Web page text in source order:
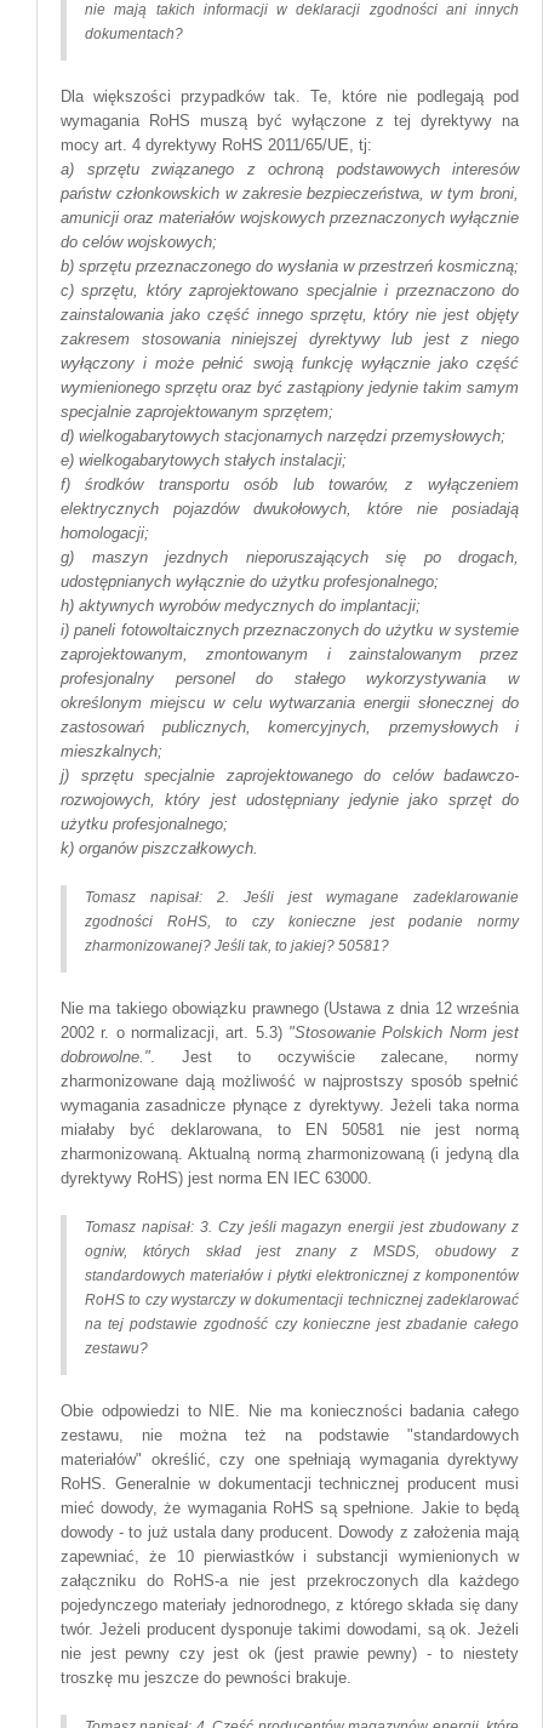
nie mają takich informacji w deklaracji zgodności ani innych
dokumentach?
Dla większości przypadków tak. Te, które nie podlegają pod
wymagania RoHS muszą być wyłączone z tej dyrektywy na
mocy art. 4 dyrektywy RoHS 2011/65/UE, tj:
a) sprzętu związanego z ochroną podstawowych interesów
państw członkowskich w zakresie bezpieczeństwa, w tym broni,
amunicji oraz materiałów wojskowych przeznaczonych wyłącznie
do celów wojskowych;
b) sprzętu przeznaczonego do wysłania w przestrzeń kosmiczną;
c) sprzętu, który zaprojektowano specjalnie i przeznaczono do
zainstalowania jako część innego sprzętu, który nie jest objęty
zakresem stosowania niniejszej dyrektywy lub jest z niego
wyłączony i może pełnić swoją funkcję wyłącznie jako część
wymienionego sprzętu oraz być zastąpiony jedynie takim samym
specjalnie zaprojektowanym sprzętem;
d) wielkogabarytowych stacjonarnych narzędzi przemysłowych;
e) wielkogabarytowych stałych instalacji;
f) środków transportu osób lub towarów, z wyłączeniem
elektrycznych pojazdów dwukołowych, które nie posiadają
homologacji;
g) maszyn jezdnych nieporuszających się po drogach,
udostępnianych wyłącznie do użytku profesjonalnego;
h) aktywnych wyrobów medycznych do implantacji;
i) paneli fotowoltaicznych przeznaczonych do użytku w systemie
zaprojektowanym, zmontowanym i zainstalowanym przez
profesjonalny personel do stałego wykorzystywania w
określonym miejscu w celu wytwarzania energii słonecznej do
zastosowań publicznych, komercyjnych, przemysłowych i
mieszkalnych;
j) sprzętu specjalnie zaprojektowanego do celów badawczo-
rozwojowych, który jest udostępniany jedynie jako sprzęt do
użytku profesjonalnego;
k) organów piszczałkowych.
Tomasz napisał: 2. Jeśli jest wymagane zadeklarowanie
zgodności RoHS, to czy konieczne jest podanie normy
zharmonizowanej? Jeśli tak, to jakiej? 50581?
Nie ma takiego obowiązku prawnego (Ustawa z dnia 12 września
2002 r. o normalizacji, art. 5.3) "Stosowanie Polskich Norm jest
dobrowolne.". Jest to oczywiście zalecane, normy
zharmonizowane dają możliwość w najprostszy sposób spełnić
wymagania zasadnicze płynące z dyrektywy. Jeżeli taka norma
miałaby być deklarowana, to EN 50581 nie jest normą
zharmonizowaną. Aktualną normą zharmonizowaną (i jedyną dla
dyrektywy RoHS) jest norma EN IEC 63000.
Tomasz napisał: 3. Czy jeśli magazyn energii jest zbudowany z
ogniw, których skład jest znany z MSDS, obudowy z
standardowych materiałów i płytki elektronicznej z komponentów
RoHS to czy wystarczy w dokumentacji technicznej zadeklarować
na tej podstawie zgodność czy konieczne jest zbadanie całego
zestawu?
Obie odpowiedzi to NIE. Nie ma konieczności badania całego
zestawu, nie można też na podstawie "standardowych
materiałów" określić, czy one spełniają wymagania dyrektywy
RoHS. Generalnie w dokumentacji technicznej producent musi
mieć dowody, że wymagania RoHS są spełnione. Jakie to będą
dowody - to już ustala dany producent. Dowody z założenia mają
zapewniać, że 10 pierwiastków i substancji wymienionych w
załączniku do RoHS-a nie jest przekroczonych dla każdego
pojedynczego materiały jednorodnego, z którego składa się dany
twór. Jeżeli producent dysponuje takimi dowodami, są ok. Jeżeli
nie jest pewny czy jest ok (jest prawie pewny) - to niestety
troszkę mu jeszcze do pewności brakuje.